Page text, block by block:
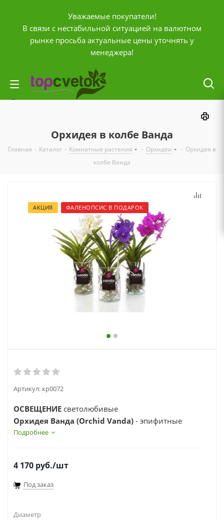
Уважаемые покупатели!
В связи с нестабильной ситуацией на валютном
рынке просьба актуальные цены уточнять у
менеджера!
Отложенные
Сравнение товаров
Время работыПН-ПТ с10:00 до 20:00СБ и ВС
zakaz@topcvetok.ru
Орхидея в колбе Ванда
Главная - Каталог - Комнатные растения - Орхидеи - Орхидея в
колбе Ванда
АКЦИЯ ФАЛЕНОПСИС В ПОДАРОК
Артикул: кр0072
ОСВЕЩЕНИЕ светолюбивые
Орхидея Ванда (Orchid Vanda) - эпифитные
орхидеи с мощными воздушными корнями серо -
воздушными корнями нарастают неограниченно
долго в высоту. Листья зелёные, цветки крупные,
Подробнее
4 170 руб./шт
Под заказ
Диаметр